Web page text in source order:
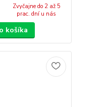
Zvyčajne do 2 až 5
prac. dní u nás
košíka